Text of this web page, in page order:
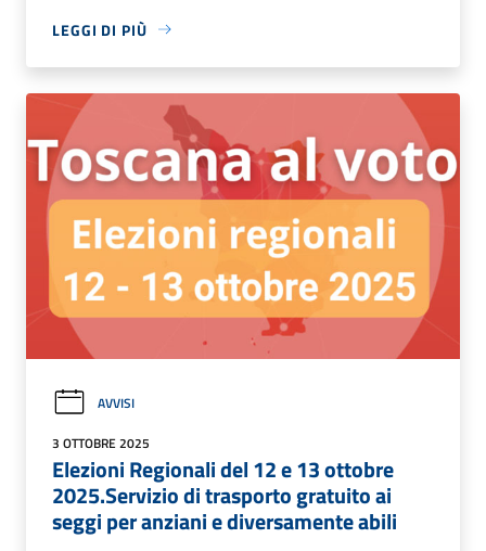
LEGGI DI PIÙ
AVVISI
3 OTTOBRE 2025
Elezioni Regionali del 12 e 13 ottobre
2025.Servizio di trasporto gratuito ai
seggi per anziani e diversamente abili